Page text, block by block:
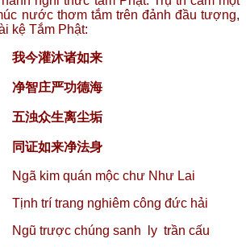
nước thơm tắm trên đảnh đầu tượng,
kệ Tắm Phật:
我今灌沐诸如来
净智庄严功德海
五浊众生离尘垢
同证如来净法身
Ngã kim quán mộc chư Như Lai
Tịnh trí trang nghiêm công đức hải
Ngũ trược chúng sanh ly trần cấu